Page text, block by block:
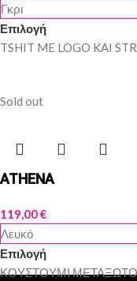
Γκρι
Επιλογή
TSHIT ME LOGO KAI
Sold out
ATHENA
119,00€
Λευκό
Επιλογή
ΚΟΥΣΤΟΥΜΙ ΜΕΤΑΞΩΤΟ